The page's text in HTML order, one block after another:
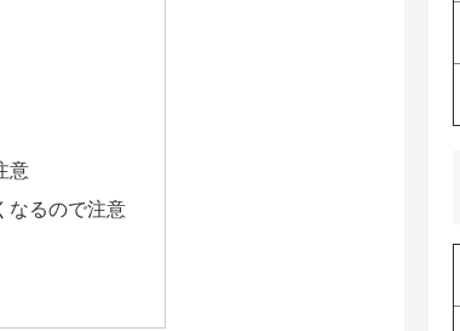
意
なるので注意